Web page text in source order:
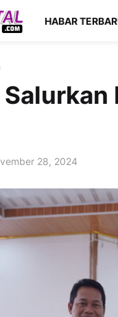
HABAR
28, 2024